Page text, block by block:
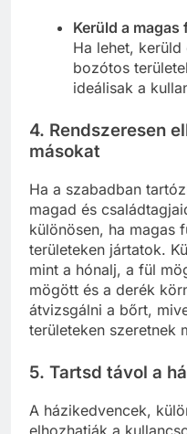
Kerüld a
Ha lehet, kerüld
bozótos
ideálisak a
4. Rendszeresen
másokat
Ha a szabadban
magad és
különösen, ha magas
területeken jártatok.
mint a hónalj, a fül
mögött és a derék
átvizsgálni a bőrt,
területeken szeretnek
5. Tartsd távol a
A házikedvencek,
elhozhatják a